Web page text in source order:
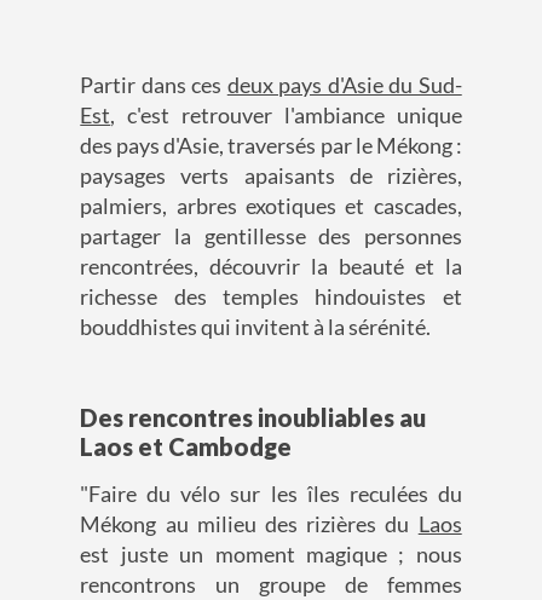
Partir dans ces deux pays d'Asie du Sud-
Est, c'est retrouver l'ambiance unique
des pays d'Asie, traversés par le Mékong :
paysages verts apaisants de rizières,
palmiers, arbres exotiques et cascades,
partager la gentillesse des personnes
rencontrées, découvrir la beauté et la
richesse des temples hindouistes et
bouddhistes qui invitent à la sérénité.
Des rencontres inoubliables au
Laos et Cambodge
"Faire du vélo sur les îles reculées du
Mékong au milieu des rizières du Laos
est juste un moment magique ; nous
rencontrons un groupe de femmes